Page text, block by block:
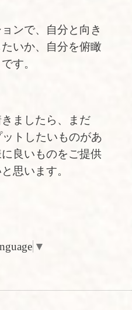
ンで、自分と向き
いか、自分を俯瞰
す。
ましたら、まだ
トしたいものがあ
良いものをご提供
思います。
▼